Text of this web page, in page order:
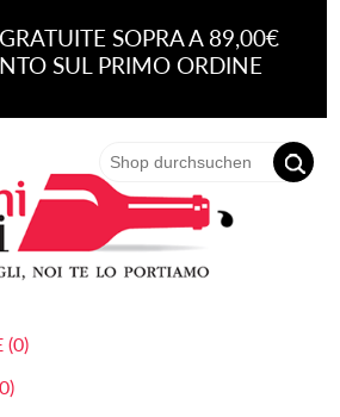
SOPRA A 89,00€
SUL PRIMO ORDINE
(0)